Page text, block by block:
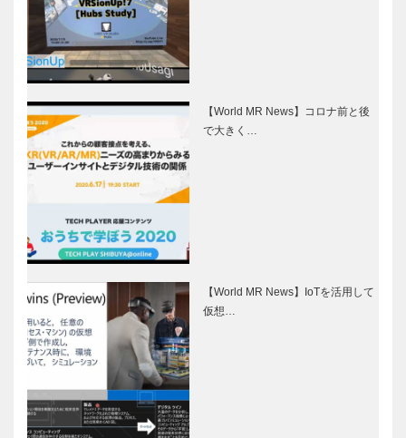
【World MR News】コロナ前と後
で大きく…
【World MR News】IoTを活用して
仮想…